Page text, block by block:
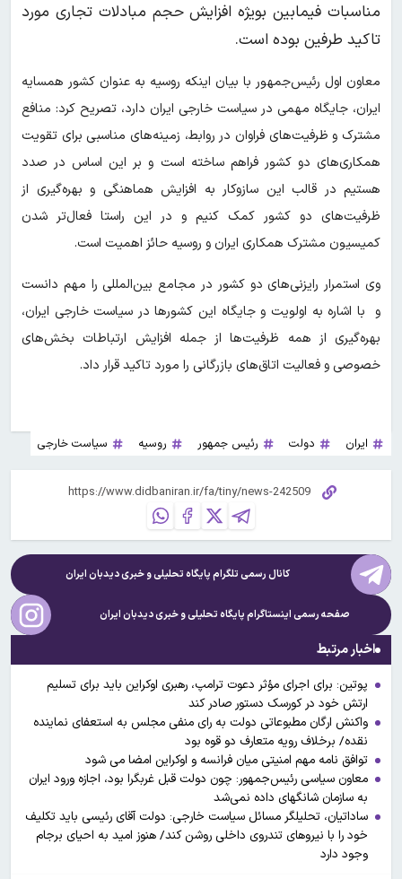
مناسبات فیمابین بویژه افزایش حجم مبادلات تجاری مورد
تاکید طرفین بوده است.
معاون اول رئیس‌جمهور با بیان اینکه روسیه به عنوان کشور همسایه
ایران، جایگاه مهمی در سیاست خارجی ایران دارد، تصریح کرد: منافع
مشترک و ظرفیت‌های فراوان در روابط، زمینه‌های مناسبی برای تقویت
همکاری‌های دو کشور فراهم ساخته است و بر این اساس در صدد
هستیم در قالب این سازوکار به افزایش هماهنگی و بهره‌گیری از
ظرفیت‌های دو کشور کمک کنیم و در این راستا فعال‌تر شدن
کمیسیون مشترک همکاری ایران و روسیه حائز اهمیت است.
وی استمرار رایزنی‌های دو کشور در مجامع بین‌المللی را مهم دانست
و با اشاره به اولویت و جایگاه این کشورها در سیاست خارجی ایران،
بهره‌گیری از همه ظرفیت‌ها از جمله افزایش ارتباطات بخش‌های
خصوصی و فعالیت اتاق‌های بازرگانی را مورد تاکید قرار داد.
ایران دولت رئیس جمهور روسیه سیاست خارجی
کانال رسمی تلگرام پایگاه تحلیلی و خبریدیدبان ایران
صفحه رسمی اینستاگرام پایگاه تحلیلی و خبریدیدبان ایران
اخبار مرتبط
پوتین: برای اجرای مؤثر دعوت ترامپ، رهبری اوکراین باید برای تسلیم
ارتش خود در کورسک دستور صادر کند
واکنش ارگان مطبوعاتی دولت به رای منفی مجلس به استعفای نماینده
نقده/ برخلاف رویه متعارف دو قوه بود
توافق نامه مهم امنیتی میان فرانسه و اوکراین امضا می شود
معاون سیاسی رئیس‌جمهور: چون دولت قبل غربگرا بود، اجازه ورود ایران
به سازمان شانگهای داده نمی‌شد
ساداتیان، تحلیلگر مسائل سیاست خارجی: دولت آقای رئیسی باید تکلیف
خود را با نیروهای تندروی داخلی روشن کند/ هنوز امید به احیای برجام
وجود دارد